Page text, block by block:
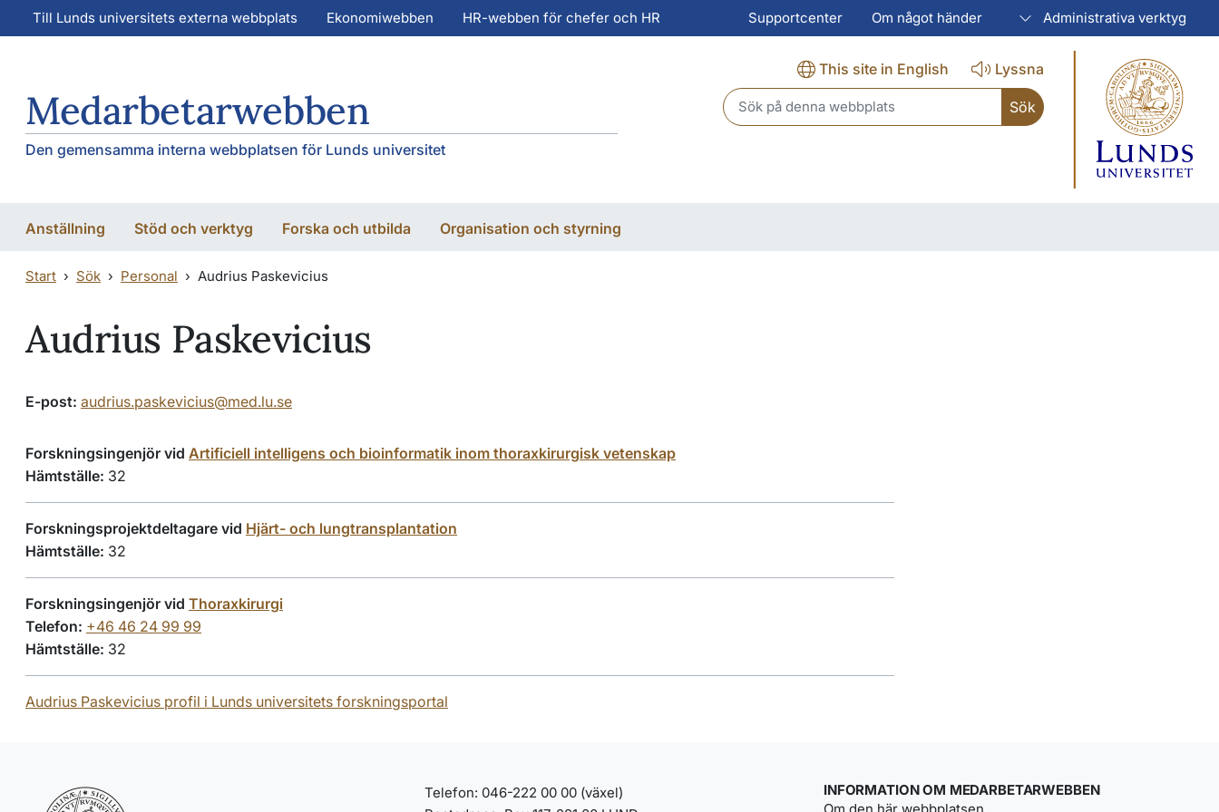
Hoppa till huvudinnehåll
Hoppa till huvudinnehåll
Till Lunds universitets externa webbplats Ekonomiwebben HR-webben för chefer och HR Supportcenter Om något händer Administrativa verktyg
Medarbetarwebben
Den gemensamma interna webbplatsen för Lunds universitet
This site in English
Lyssna
Header search
Anställning Stöd och verktyg Forska och utbilda Organisation och styrning
Start Sök Personal Audrius Paskevicius
Audrius Paskevicius
E-post: audrius.paskevicius@med.lu.se
Forskningsingenjör vid Artificiell intelligens och bioinformatik inom thoraxkirurgisk vetenskap
Hämtställe: 32
Forskningsprojektdeltagare vid Hjärt- och lungtransplantation
Hämtställe: 32
Forskningsingenjör vid Thoraxkirurgi
Telefon: +46 46 24 99 99
Hämtställe: 32
Audrius Paskevicius profil i Lunds universitets forskningsportal
Telefon: 046-222 00 00 (växel)
INFORMATION OM MEDARBETARWEBBEN